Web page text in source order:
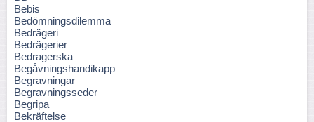
Bebis
Bedömningsdilemma
Bedrägeri
Bedrägerier
Bedragerska
Begåvningshandikapp
Begravningar
Begravningsseder
Begripa
Bekräftelse